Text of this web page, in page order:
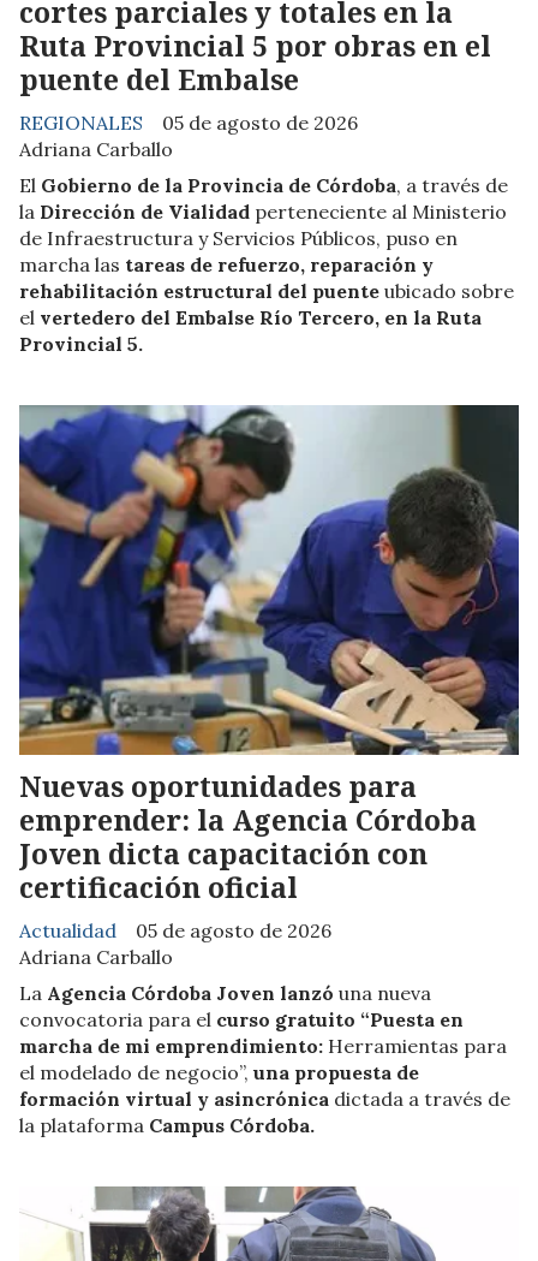
cortes parciales y totales en la
Ruta Provincial 5 por obras en el
puente del Embalse
Adriana Carballo
REGIONALES 05 de agosto de 2026
El Gobierno de la Provincia de Córdoba, a través de
la Dirección de Vialidad perteneciente al Ministerio
de Infraestructura y Servicios Públicos, puso en
marcha las tareas de refuerzo, reparación y
rehabilitación estructural del puente ubicado sobre
el vertedero del Embalse Río Tercero, en la Ruta
Provincial 5.
Nuevas oportunidades para
emprender: la Agencia Córdoba
Joven dicta capacitación con
certificación oficial
Adriana Carballo
Actualidad 05 de agosto de 2026
La Agencia Córdoba Joven lanzó una nueva
convocatoria para el curso gratuito “Puesta en
marcha de mi emprendimiento: Herramientas para
el modelado de negocio”, una propuesta de
formación virtual y asincrónica dictada a través de
la plataforma Campus Córdoba.